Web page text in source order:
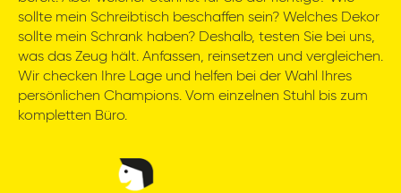
sollte mein Schreibtisch beschaffen sein? Welches Dekor
sollte mein Schrank haben? Deshalb, testen Sie bei uns,
was das Zeug hält. Anfassen, reinsetzen und vergleichen.
Wir checken Ihre Lage und helfen bei der Wahl Ihres
persönlichen Champions. Vom einzelnen Stuhl bis zum
kompletten Büro.